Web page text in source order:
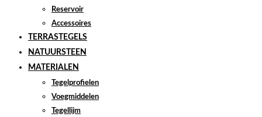
Reservoir
Accessoires
TERRASTEGELS
NATUURSTEEN
MATERIALEN
Tegelprofielen
Voegmiddelen
Tegellijm